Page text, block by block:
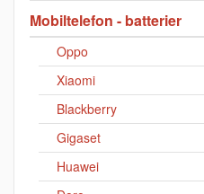
Mobiltelefon - batterier
Oppo
Xiaomi
Blackberry
Gigaset
Huawei